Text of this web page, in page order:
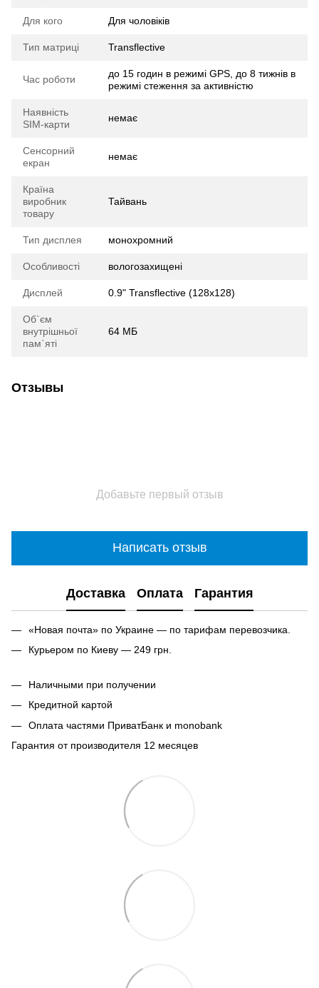
Для кого Для чоловіків
Тип матриці Transflective
Час роботи
до 15 годин в режимі GPS, до 8 тижнів в
режимі стеження за активністю
Наявність
SIM-карти
немає
Сенсорний
екран
немає
Країна
виробник
товару
Тайвань
Тип дисплея монохромний
Особливості вологозахищені
Дисплей 0.9" Transflective (128x128)
Об`єм
внутрішньої
пам`яті
64 МБ
Отзывы
Добавьте первый отзыв
Написать отзыв
Доставка Оплата Гарантия
«Новая почта» по Украине — по тарифам перевозчика.
Курьером по Киеву — 249 грн.
Наличными при получении
Кредитной картой
Оплата частями ПриватБанк и monobank
Гарантия от производителя 12 месяцев